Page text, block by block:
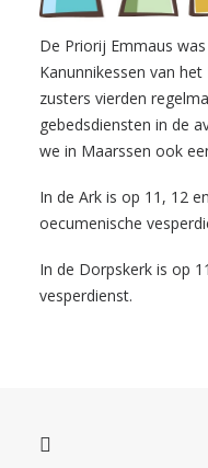
De Priorij Emmaus
Kanunnikessen van
zusters vierden
gebedsdiensten in de
we in Maarssen ook
In de Ark is op 11, 12
oecumenische
In de Dorpskerk is op
vesperdienst.